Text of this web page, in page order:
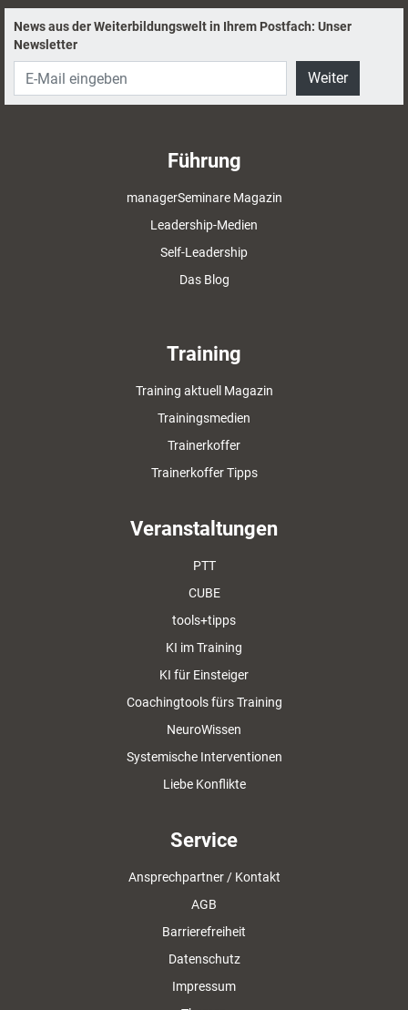
News aus der Weiterbildungswelt in Ihrem Postfach: Unser
Newsletter
Weiter
Führung
managerSeminare Magazin
Leadership-Medien
Self-Leadership
Das Blog
Training
Training aktuell Magazin
Trainingsmedien
Trainerkoffer
Trainerkoffer Tipps
Veranstaltungen
PTT
CUBE
tools+tipps
KI im Training
KI für Einsteiger
Coachingtools fürs Training
NeuroWissen
Systemische Interventionen
Liebe Konflikte
Service
Ansprechpartner / Kontakt
AGB
Barrierefreiheit
Datenschutz
Impressum